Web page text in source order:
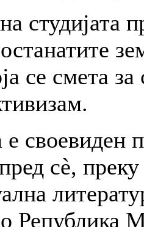
студијата
се смета
е своевиден
сè,
Република